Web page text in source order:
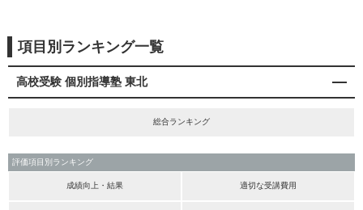
項目別ランキング一覧
高校受験 個別指導塾 東北
総合ランキング
評価項目別ランキング
成績向上・結果 適切な受講費用